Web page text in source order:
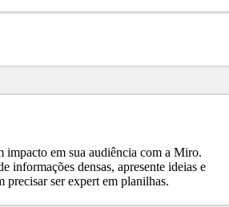
impacto em sua audiência com a Miro.
informações densas, apresente ideias e
precisar ser expert em planilhas.